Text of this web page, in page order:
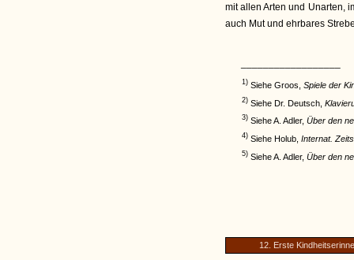
mit allen Arten und Unarten,
auch Mut und ehrbares
1) Siehe Groos, Spiele der
2) Siehe Dr. Deutsch,
3) Siehe A. Adler, Über den
4) Siehe Holub, Internat.
5) Siehe A. Adler, Über den
12. Erste